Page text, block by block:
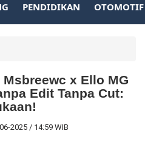
PENDIDIKAN OTOMOTIF
x Ello MG
Edit Tanpa Cut:
2025 / 14:59 WIB